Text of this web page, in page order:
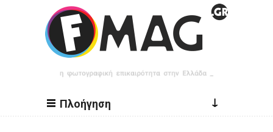
Παράκαμψη προς το κυρίως περιεχόμενο
Πλοήγηση ↓